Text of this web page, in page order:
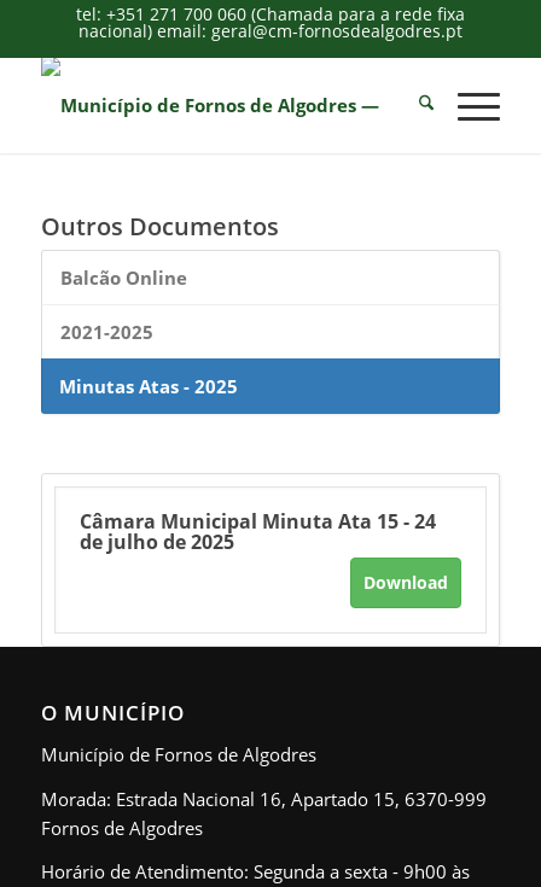
tel: +351 271 700 060 (Chamada para a rede fixa
nacional) email: geral@cm-fornosdealgodres.pt
Outros Documentos
Balcão Online
2021-2025
Minutas Atas - 2025
Câmara Municipal Minuta Ata 15 - 24
de julho de 2025
Download
O MUNICÍPIO
Município de Fornos de Algodres
Morada: Estrada Nacional 16, Apartado 15, 6370-999
Fornos de Algodres
Horário de Atendimento: Segunda a sexta - 9h00 às